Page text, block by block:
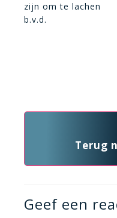
zijn om te lachen
b.v.d.
Terug
Geef een